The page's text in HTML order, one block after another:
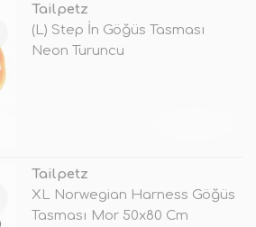
Tailpetz
(L) Step İn Göğüs Tasması
Neon Turuncu
Tailpetz
XL Norwegian Harness Göğüs
Tasması Mor 50x80 Cm